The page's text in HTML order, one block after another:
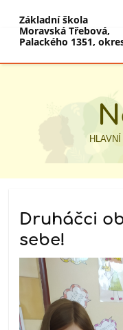
Základní škola
Moravská Třebová,
Palackého 1351,
Druháčci
sebe!